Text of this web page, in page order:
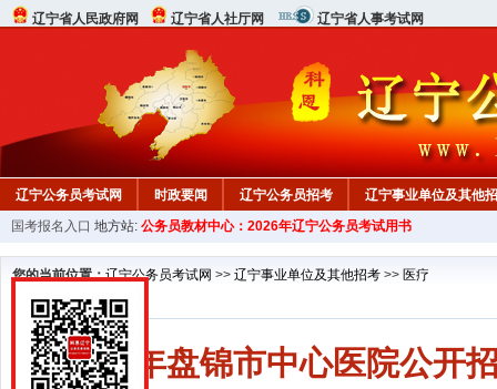
辽宁省人民政府网 辽宁省人社厅网 辽宁省人事考试网
辽宁公务员考试网 时政要闻 辽宁公务员招考 辽宁事业单位及其他
在线咨询 教材中心
国考报名入口 地方站: 公务员教材中心：2026年辽宁公务员考试用书
您的当前位置：辽宁公务员考试网 >> 辽宁事业单位及其他招考 >> 医疗
2023年盘锦市中心医院公开